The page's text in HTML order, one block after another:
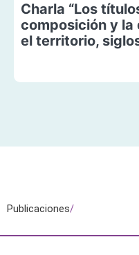
Charla “Los
composición y la
el territorio,
Publicaciones/